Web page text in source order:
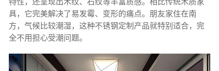
具，它完美解决了易发霉、变形的痛点。朋友家住在南
方，气候比较潮湿，这种不锈钢定制产品就特别适合，完
全不用担心受潮问题。